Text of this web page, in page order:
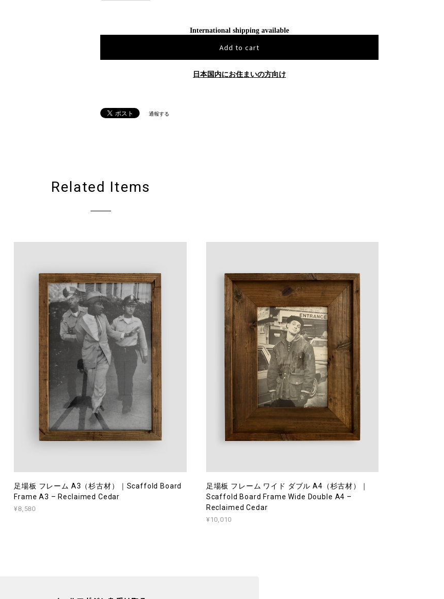
International shipping available
Add to cart
日本国内にお住まいの方向け
通報する
Related Items
足場板 フレーム A3（杉古材）｜Scaffold Board
Frame A3 – Reclaimed Cedar
¥8,580
足場板 フレーム ワイド ダブル A4（杉古材）｜
Scaffold Board Frame Wide Double A4 –
Reclaimed Cedar
¥10,010